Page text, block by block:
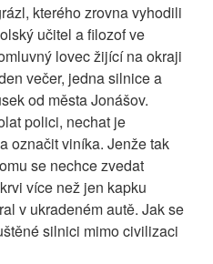
kterého zrovna vyhodili
učitel a filozof ve
lovec žijící na okraji
večer, jedna silnice a
od města Jonášov.
polici, nechat je
označit viníka. Jenže tak
se nechce zvedat
více než jen kapku
v ukradeném autě. Jak se
silnici mimo civilizaci